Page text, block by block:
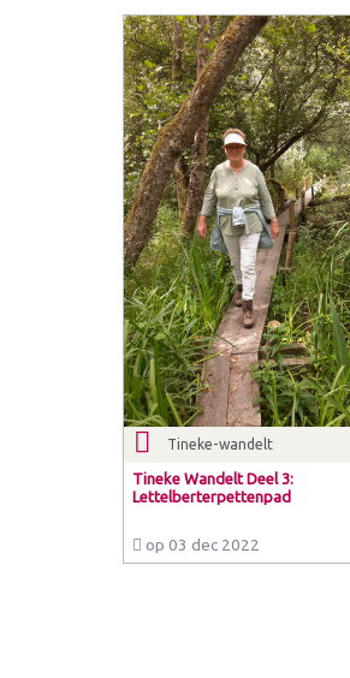
Tineke-wandelt
Tineke Wandelt Deel 3:
Lettelberterpettenpad
op 03 dec 2022